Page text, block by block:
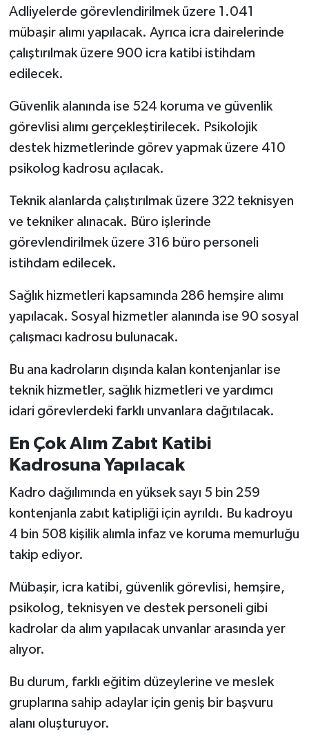
Adliyelerde görevlendirilmek üzere 1.041
mübaşir alımı yapılacak. Ayrıca icra dairelerinde
çalıştırılmak üzere 900 icra katibi istihdam
edilecek.
Güvenlik alanında ise 524 koruma ve güvenlik
görevlisi alımı gerçekleştirilecek. Psikolojik
destek hizmetlerinde görev yapmak üzere 410
psikolog kadrosu açılacak.
Teknik alanlarda çalıştırılmak üzere 322 teknisyen
ve tekniker alınacak. Büro işlerinde
görevlendirilmek üzere 316 büro personeli
istihdam edilecek.
Sağlık hizmetleri kapsamında 286 hemşire alımı
yapılacak. Sosyal hizmetler alanında ise 90 sosyal
çalışmacı kadrosu bulunacak.
Bu ana kadroların dışında kalan kontenjanlar ise
teknik hizmetler, sağlık hizmetleri ve yardımcı
idari görevlerdeki farklı unvanlara dağıtılacak.
En Çok Alım Zabıt Katibi
Kadrosuna Yapılacak
Kadro dağılımında en yüksek sayı 5 bin 259
kontenjanla zabıt katipliği için ayrıldı. Bu kadroyu
4 bin 508 kişilik alımla infaz ve koruma memurluğu
takip ediyor.
Mübaşir, icra katibi, güvenlik görevlisi, hemşire,
psikolog, teknisyen ve destek personeli gibi
kadrolar da alım yapılacak unvanlar arasında yer
alıyor.
Bu durum, farklı eğitim düzeylerine ve meslek
gruplarına sahip adaylar için geniş bir başvuru
alanı oluşturuyor.